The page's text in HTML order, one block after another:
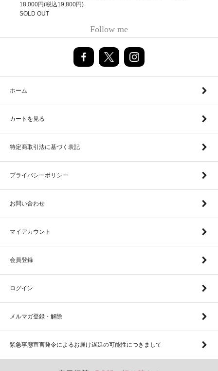
18,000円(税込19,800円)
SOLD OUT
Follow me
ホーム
カートを見る
特定商取引法に基づく表記
プライバシーポリシー
お問い合わせ
マイアカウント
会員登録
ログイン
メルマガ登録・解除
緊急事態宣言発令によるお届け遅延の可能性につきまして